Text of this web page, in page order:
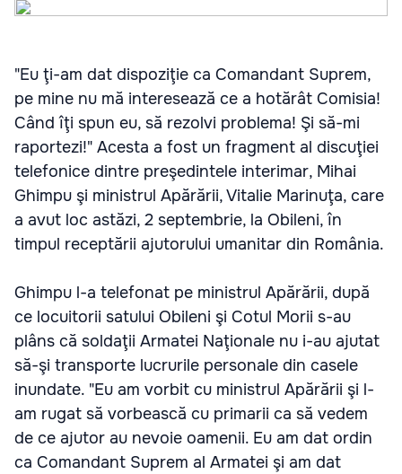
"Eu ţi-am dat dispoziţie ca Comandant Suprem,
pe mine nu mă interesează ce a hotărât Comisia!
Când îţi spun eu, să rezolvi problema! Şi să-mi
raportezi!" Acesta a fost un fragment al discuţiei
telefonice dintre preşedintele interimar, Mihai
Ghimpu şi ministrul Apărării, Vitalie Marinuţa, care
a avut loc astăzi, 2 septembrie, la Obileni, în
timpul receptării ajutorului umanitar din România.
Ghimpu l-a telefonat pe ministrul Apărării, după
ce locuitorii satului Obileni şi Cotul Morii s-au
plâns că soldaţii Armatei Naţionale nu i-au ajutat
să-şi transporte lucrurile personale din casele
inundate. "Eu am vorbit cu ministrul Apărării şi l-
am rugat să vorbească cu primarii ca să vedem
de ce ajutor au nevoie oamenii. Eu am dat ordin
ca Comandant Suprem al Armatei şi am dat